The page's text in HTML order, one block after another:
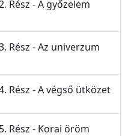
Rész - A győzelem
Rész - Az univerzum
Rész - A végső ütközet
Rész - Korai öröm